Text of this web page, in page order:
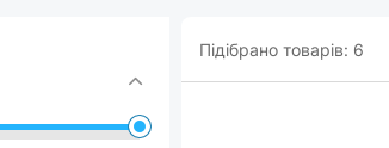
Підібрано товарів: 6